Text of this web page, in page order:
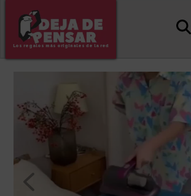
Los regalos más originales de la red